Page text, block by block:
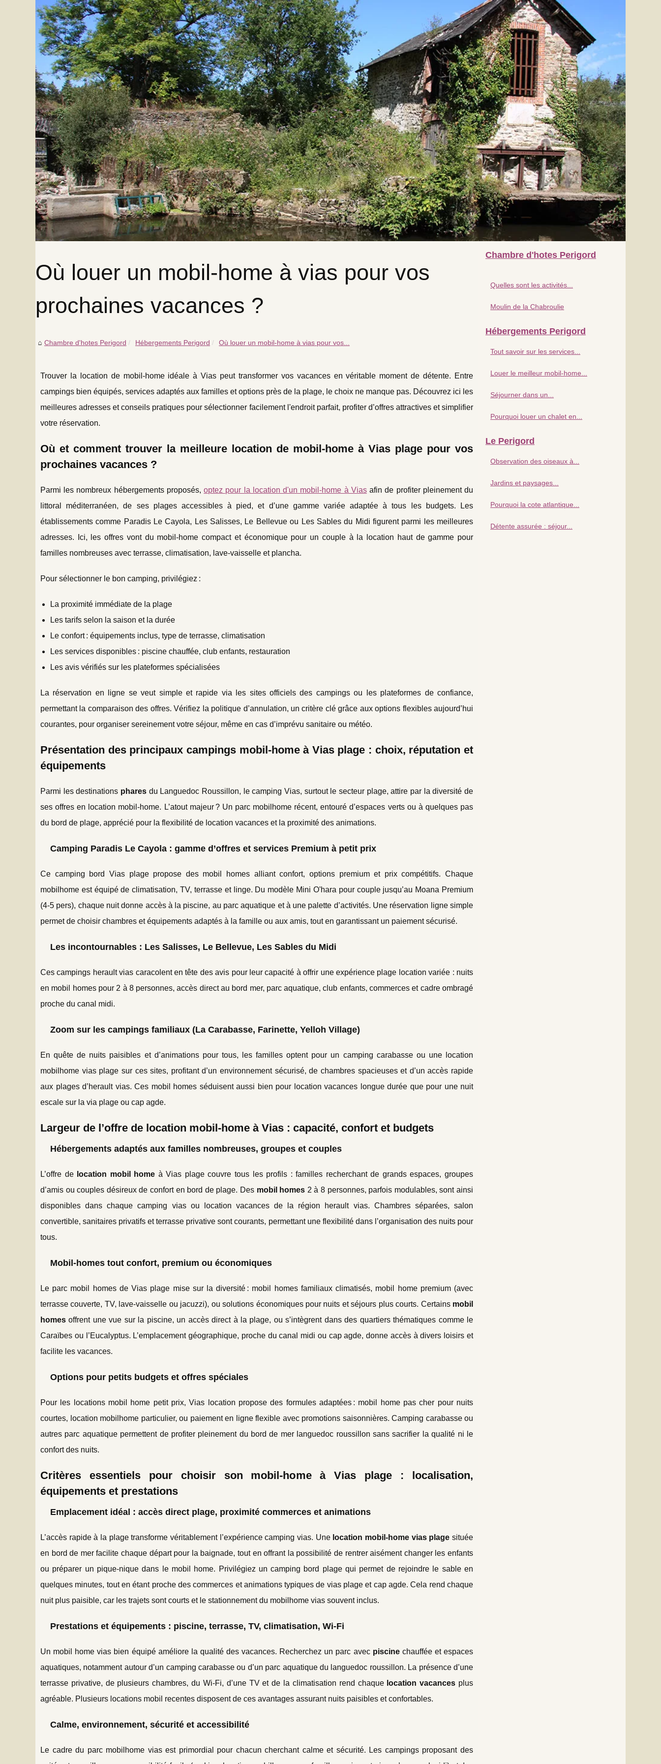
Où louer un mobil-home à vias pour vos
prochaines vacances ?
Chambre d'hotes Perigord Hébergements Perigord Où louer un mobil-home à vias pour vos...
Trouver la location de mobil-home idéale à Vias peut transformer vos vacances en véritable moment de détente. Entre
campings bien équipés, services adaptés aux familles et options près de la plage, le choix ne manque pas. Découvrez ici les
meilleures adresses et conseils pratiques pour sélectionner facilement l'endroit parfait, profiter d’offres attractives et simplifier
votre réservation.
Où et comment trouver la meilleure location de mobil-home à Vias plage pour vos
prochaines vacances ?
Parmi les nombreux hébergements proposés,optez pour la location d'un mobil-home à Viasafin de profiter pleinement du
littoral méditerranéen, de ses plages accessibles à pied, et d’une gamme variée adaptée à tous les budgets. Les
établissements comme Paradis Le Cayola, Les Salisses, Le Bellevue ou Les Sables du Midi figurent parmi les meilleures
adresses. Ici, les offres vont du mobil-home compact et économique pour un couple à la location haut de gamme pour
familles nombreuses avec terrasse, climatisation, lave-vaisselle et plancha.
Pour sélectionner le bon camping, privilégiez :
La proximité immédiate de la plage
Les tarifs selon la saison et la durée
Le confort : équipements inclus, type de terrasse, climatisation
Les services disponibles : piscine chauffée, club enfants, restauration
Les avis vérifiés sur les plateformes spécialisées
La réservation en ligne se veut simple et rapide via les sites officiels des campings ou les plateformes de confiance,
permettant la comparaison des offres. Vérifiez la politique d’annulation, un critère clé grâce aux options flexibles aujourd’hui
courantes, pour organiser sereinement votre séjour, même en cas d’imprévu sanitaire ou météo.
Présentation des principaux campings mobil-home à Vias plage : choix, réputation et
équipements
Parmi les destinations phares du Languedoc Roussillon, le camping Vias, surtout le secteur plage, attire par la diversité de
ses offres en location mobil-home. L’atout majeur ? Un parc mobilhome récent, entouré d’espaces verts ou à quelques pas
du bord de plage, apprécié pour la flexibilité de location vacances et la proximité des animations.
Camping Paradis Le Cayola : gamme d’offres et services Premium à petit prix
Ce camping bord Vias plage propose des mobil homes alliant confort, options premium et prix compétitifs. Chaque
mobilhome est équipé de climatisation, TV, terrasse et linge. Du modèle Mini O'hara pour couple jusqu’au Moana Premium
(4-5 pers), chaque nuit donne accès à la piscine, au parc aquatique et à une palette d’activités. Une réservation ligne simple
permet de choisir chambres et équipements adaptés à la famille ou aux amis, tout en garantissant un paiement sécurisé.
Les incontournables : Les Salisses, Le Bellevue, Les Sables du Midi
Ces campings herault vias caracolent en tête des avis pour leur capacité à offrir une expérience plage location variée : nuits
en mobil homes pour 2 à 8 personnes, accès direct au bord mer, parc aquatique, club enfants, commerces et cadre ombragé
proche du canal midi.
Zoom sur les campings familiaux (La Carabasse, Farinette, Yelloh Village)
En quête de nuits paisibles et d’animations pour tous, les familles optent pour un camping carabasse ou une location
mobilhome vias plage sur ces sites, profitant d’un environnement sécurisé, de chambres spacieuses et d’un accès rapide
aux plages d’herault vias. Ces mobil homes séduisent aussi bien pour location vacances longue durée que pour une nuit
escale sur la via plage ou cap agde.
Largeur de l’offre de location mobil-home à Vias : capacité, confort et budgets
Hébergements adaptés aux familles nombreuses, groupes et couples
L’offre de location mobil home à Vias plage couvre tous les profils : familles recherchant de grands espaces, groupes
d’amis ou couples désireux de confort en bord de plage. Des mobil homes 2 à 8 personnes, parfois modulables, sont ainsi
disponibles dans chaque camping vias ou location vacances de la région herault vias. Chambres séparées, salon
convertible, sanitaires privatifs et terrasse privative sont courants, permettant une flexibilité dans l’organisation des nuits pour
tous.
Mobil-homes tout confort, premium ou économiques
Le parc mobil homes de Vias plage mise sur la diversité : mobil homes familiaux climatisés, mobil home premium (avec
terrasse couverte, TV, lave-vaisselle ou jacuzzi), ou solutions économiques pour nuits et séjours plus courts. Certains mobil
homes offrent une vue sur la piscine, un accès direct à la plage, ou s’intègrent dans des quartiers thématiques comme le
Caraïbes ou l’Eucalyptus. L’emplacement géographique, proche du canal midi ou cap agde, donne accès à divers loisirs et
facilite les vacances.
Options pour petits budgets et offres spéciales
Pour les locations mobil home petit prix, Vias location propose des formules adaptées : mobil home pas cher pour nuits
courtes, location mobilhome particulier, ou paiement en ligne flexible avec promotions saisonnières. Camping carabasse ou
autres parc aquatique permettent de profiter pleinement du bord de mer languedoc roussillon sans sacrifier la qualité ni le
confort des nuits.
Critères essentiels pour choisir son mobil-home à Vias plage : localisation,
équipements et prestations
Emplacement idéal : accès direct plage, proximité commerces et animations
L’accès rapide à la plage transforme véritablement l’expérience camping vias. Une location mobil-home vias plage située
en bord de mer facilite chaque départ pour la baignade, tout en offrant la possibilité de rentrer aisément changer les enfants
ou préparer un pique-nique dans le mobil home. Privilégiez un camping bord plage qui permet de rejoindre le sable en
quelques minutes, tout en étant proche des commerces et animations typiques de vias plage et cap agde. Cela rend chaque
nuit plus paisible, car les trajets sont courts et le stationnement du mobilhome vias souvent inclus.
Prestations et équipements : piscine, terrasse, TV, climatisation, Wi-Fi
Un mobil home vias bien équipé améliore la qualité des vacances. Recherchez un parc avec piscinechauffée et espaces
aquatiques, notamment autour d’un camping carabasse ou d’un parc aquatique du languedoc roussillon. La présence d’une
terrasse privative, de plusieurs chambres, du Wi-Fi, d’une TV et de la climatisation rend chaque location vacances plus
agréable. Plusieurs locations mobil recentes disposent de ces avantages assurant nuits paisibles et confortables.
Calme, environnement, sécurité et accessibilité
Le cadre du parc mobilhome vias est primordial pour chacun cherchant calme et sécurité. Les campings proposant des
Chambre d'hotes Perigord
Quelles sont les activités...
Moulin de la Chabroulie
Hébergements Perigord
Tout savoir sur les services...
Louer le meilleur mobil-home...
Séjourner dans un...
Pourquoi louer un chalet en...
Le Perigord
Observation des oiseaux à...
Jardins et paysages...
Pourquoi la cote atlantique...
Détente assurée : séjour...